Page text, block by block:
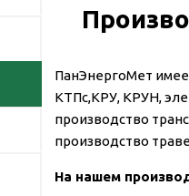
ПанЭнергоМет
КТПс,КРУ, КРУН,
производство
производство
На нашем